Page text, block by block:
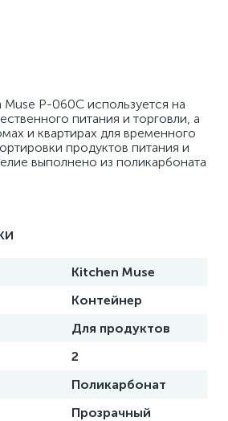
P-060C используется на
питания и торговли, а
и квартирах для временного
продуктов питания и
выполнено из поликарбоната
Kitchen Muse
Контейнер
Для продуктов
2
Поликарбонат
Прозрачный